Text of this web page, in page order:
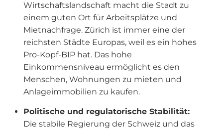
Wirtschaftslandschaft macht die Stadt zu
einem guten Ort für Arbeitsplätze und
Mietnachfrage. Zürich ist immer eine der
reichsten Städte Europas, weil es ein hohes
Pro-Kopf-BIP hat. Das hohe
Einkommensniveau ermöglicht es den
Menschen, Wohnungen zu mieten und
Anlageimmobilien zu kaufen.
Politische und regulatorische Stabilität:
Die stabile Regierung der Schweiz und das